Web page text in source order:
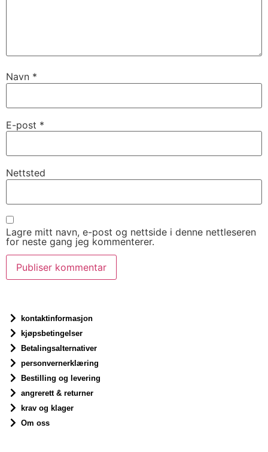
Navn *
E-post *
Nettsted
Lagre mitt navn, e-post og nettside i denne nettleseren
for neste gang jeg kommenterer.
kontaktinformasjon
kjøpsbetingelser
Betalingsalternativer
personvernerklæring
Bestilling og levering
angrerett & returner
krav og klager
Om oss